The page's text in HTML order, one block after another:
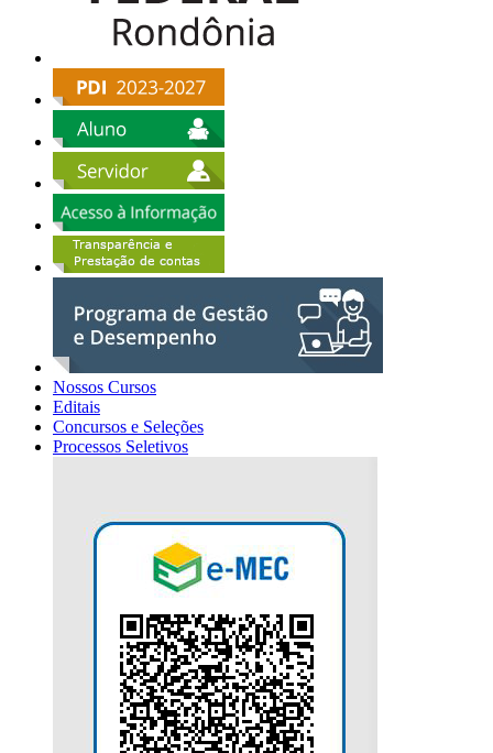
Nossos Cursos
Editais
Concursos e Seleções
Processos Seletivos